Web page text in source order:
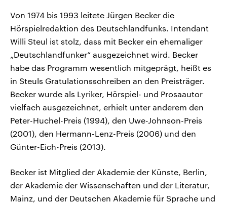
Von 1974 bis 1993 leitete Jürgen Becker die
Hörspielredaktion des Deutschlandfunks. Intendant
Willi Steul ist stolz, dass mit Becker ein ehemaliger
„Deutschlandfunker“ ausgezeichnet wird. Becker
habe das Programm wesentlich mitgeprägt, heißt es
in Steuls Gratulationsschreiben an den Preisträger.
Becker wurde als Lyriker, Hörspiel- und Prosaautor
vielfach ausgezeichnet, erhielt unter anderem den
Peter-Huchel-Preis (1994), den Uwe-Johnson-Preis
(2001), den Hermann-Lenz-Preis (2006) und den
Günter-Eich-Preis (2013).
Becker ist Mitglied der Akademie der Künste, Berlin,
der Akademie der Wissenschaften und der Literatur,
Mainz, und der Deutschen Akademie für Sprache und